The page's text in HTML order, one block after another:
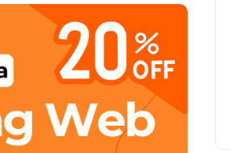
de Reactivar Clientes que No
Usando SMS y Promociones
13 noviembre 2025